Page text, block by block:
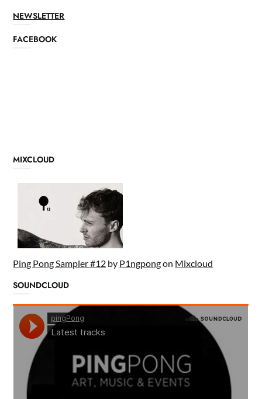
NEWSLETTER
FACEBOOK
MIXCLOUD
Ping Pong Sampler #12 by P1ngpongon Mixcloud
SOUNDCLOUD